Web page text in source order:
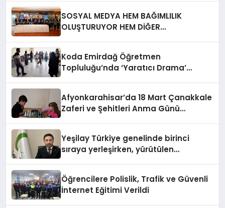
SOSYAL MEDYA HEM BAĞIMLILIK
OLUŞTURUYOR HEM DİĞER
Koda Emirdağ Öğretmen
Topluluğu’nda ‘Yaratıcı Drama’
Afyonkarahisar’da 18 Mart Çanakkale
Zaferi ve Şehitleri Anma Günü
Yeşilay Türkiye genelinde birinci
sıraya yerleşirken, yürütülen
Öğrencilere Polislik, Trafik ve Güvenli
İnternet Eğitimi Verildi